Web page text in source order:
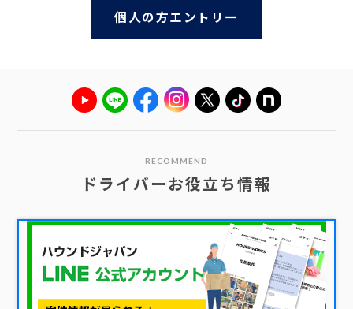
個人の方エントリー
RECOMMEND
ドライバーお役立ち情報